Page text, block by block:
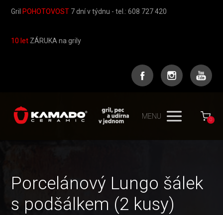
Gril POHOTOVOST 7 dní v týdnu - tel.: 608 727 420
10 let ZÁRUKA na grily
MENU 0
Porcelánový Lungo šálek
s podšálkem (2 kusy)